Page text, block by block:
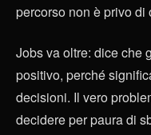
percorso non è privo di
Jobs va oltre: dice che
positivo, perché
decisioni. Il vero
decidere per paura di